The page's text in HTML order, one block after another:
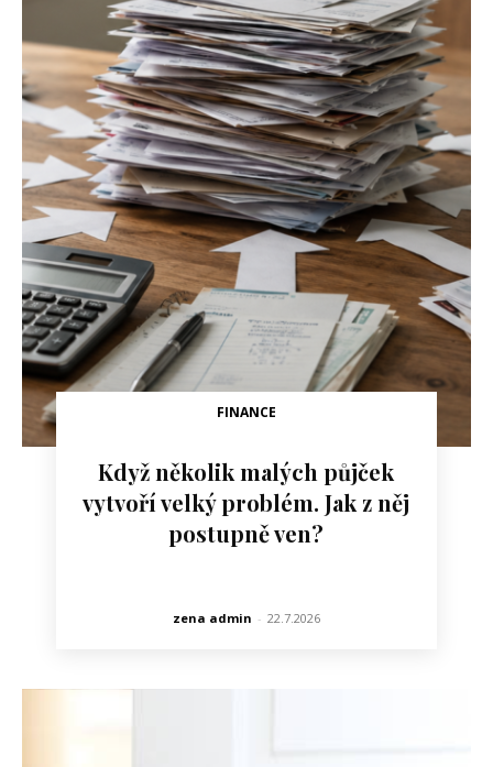
FINANCE
Když několik malých půjček
vytvoří velký problém. Jak z něj
postupně ven?
zena admin - 22.7.2026